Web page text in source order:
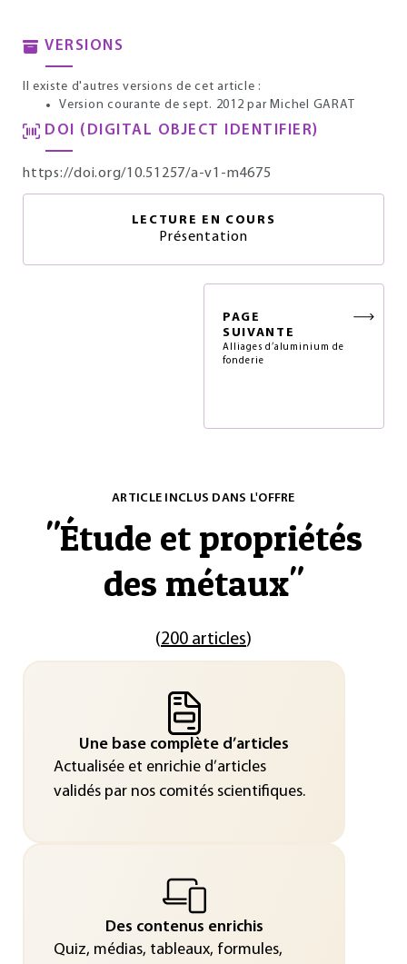
VERSIONS
Il existe d'autres versions de cet article :
Version courante de sept. 2012 par Michel GARAT
DOI (DIGITAL OBJECT IDENTIFIER)
https://doi.org/10.51257/a-v1-m4675
LECTURE EN COURS
Présentation
PAGE
SUIVANTE
Alliages d’aluminium de
fonderie
ARTICLE INCLUS DANS L'OFFRE
"Étude et propriétés
des métaux"
(200 articles)
Une base complète d’articles
Actualisée et enrichie d’articles
validés par nos comités scientifiques.
Des contenus enrichis
Quiz, médias, tableaux, formules,